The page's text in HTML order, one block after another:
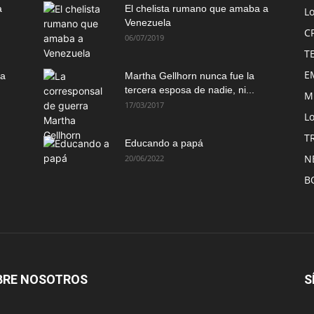
El chelista rumano que amaba a
Venezuela
06/07/2019
Martha Gellhorn nunca fue la
tercera esposa de nadie, ni...
17/03/2017
Educando a papá
20/06/2022
NOSOTROS